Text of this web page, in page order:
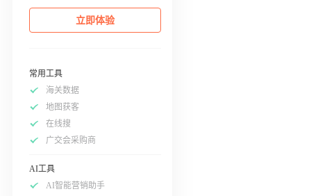
立即体验
常用工具
海关数据
地图获客
在线搜
广交会采购商
AI工具
AI智能营销助手